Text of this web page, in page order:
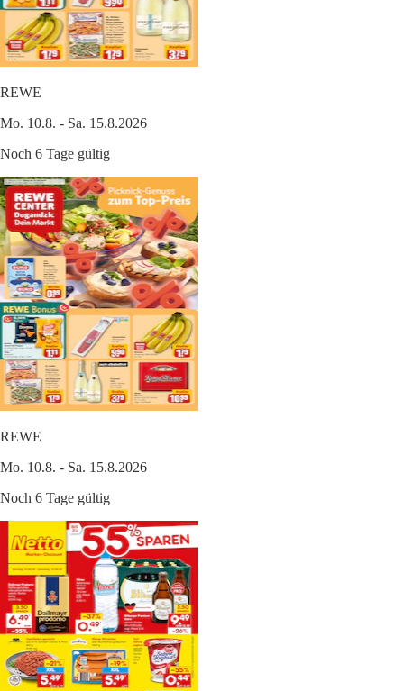
REWE
Mo. 10.8. - Sa. 15.8.2026
Noch 6 Tage gültig
REWE
Mo. 10.8. - Sa. 15.8.2026
Noch 6 Tage gültig